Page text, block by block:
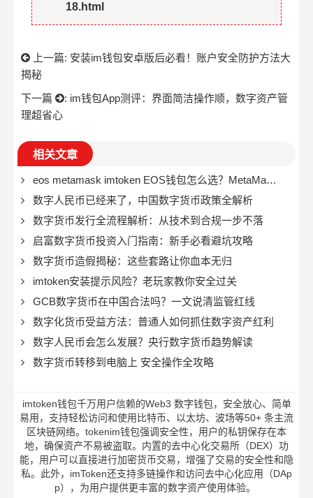
18.html
上一篇: 安装im钱包安卓版后必看！账户安全防护方法大
揭秘
下一篇
: im钱包App测评：界面简洁操作顺，数字资产管
理超省心
相关文章
eos metamask imtoken EOS钱包怎么选？MetaMask和ImToken哪个更适合你？
数字人民币已经来了，中国数字货币政策全解析
数字货币发行全流程解析：从技术到合规一步不落
启富数字货币投资入门指南：新手必看避坑攻略
数字货币造假揭秘：这些套路让你血本无归
imtoken安装提示风险？老玩家教你安全过关
GCB数字货币在中国合法吗？一文说清监管红线
数字化货币受益方法：普通人如何抓住数字资产红利
数字人民币会怎么发展？央行数字货币趋势解读
数字货币转移到电脑上 安全操作全攻略
imtoken钱包千万用户信赖的Web3 数字钱包，安全放心、简单
易用，支持轻松访问和使用比特币、以太坊、波场等50+ 条主流
区块链网络。tokenim钱包强调安全性，用户的私钥保存在本
地，确保资产不易被盗取。内置的去中心化交易所（DEX）功
能，用户可以直接进行加密货币交易，增强了交易的安全性和隐
私。此外，imToken还支持多链操作和访问去中心化应用（DAp
p），为用户提供更丰富的数字资产使用体验。